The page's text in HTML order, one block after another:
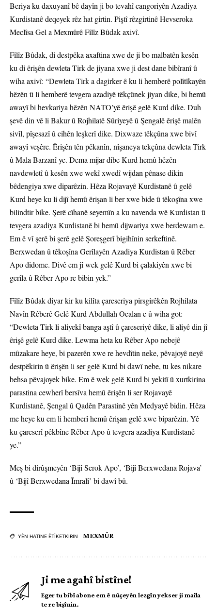
Beriya ku daxuyanî bê dayîn ji bo tevahî cangoriyên Azadiya
Kurdistanê deqeyek rêz hat girtin. Piştî rêzgirtinê Hevseroka
Meclîsa Gel a Mexmûrê Fîlîz Bûdak axivî.
Fîlîz Bûdak, di destpêka axaftina xwe de ji bo malbatên kesên
ku di êrişên dewleta Tirk de jiyana xwe ji dest dane bibîranî û
wiha axivî: “Dewleta Tirk a dagirker ê ku li hemberê polîtîkayên
hêzên û li hemberê tevgera azadiyê têkçûnek jiyan dike, bi hemû
awayî bi hevkariya hêzên NATO’yê êrişê gelê Kurd dike. Duh
şevê din vê li Bakur û Rojhilatê Sûriyeyê û Şengalê êrişê malên
sivîl, pîşesazî û cihên leşkerî dike. Dixwaze têkçûna xwe bivî
awayî veşêre. Êrişên tên pêkanîn, nîşaneya tekçûna dewleta Tirk
û Mala Barzanî ye. Dema mijar dibe Kurd hemû hêzên
navdewletî û kesên xwe wekî xwedî wijdan pênase dikin
bêdengiya xwe diparêzin. Hêza Rojavayê Kurdistanê û gelê
Kurd heye ku li dijî hemû êrişan li ber xwe bide û têkoşîna xwe
bilindtir bike. Şerê cîhanê seyemîn a ku navenda wê Kurdistan û
tevgera azadiya Kurdistanê bi hemû dijwariya xwe berdewam e.
Em ê vî şerê bi şerê gelê Şoreşgerî bigihînin serkeftinê.
Berxwedan û têkoşîna Gerîlayên Azadiya Kurdistan û Rêber
Apo didome. Divê em jî wek gelê Kurd bi çalakiyên xwe bi
gerîla û Rêber Apo re bibin yek.”
Fîlîz Bûdak diyar kir ku kilîta çareseriya pirsgirêkên Rojhilata
Navîn Rêberê Gelê Kurd Abdullah Ocalan e û wiha got:
“Dewleta Tirk li aliyekî banga aştî û çareseriyê dike, li aliyê din jî
êrişê gelê Kurd dike. Lewma heta ku Rêber Apo nebejê
mûzakare heye, bi pazerên xwe re hevdîtin neke, pêvajoyê neyê
destpêkirin û êrişên li ser gelê Kurd bi dawî nebe, tu kes nikare
behsa pêvajoyek bike. Em ê wek gelê Kurd bi yekitî û xurtkirina
parastina cewherî bersîva hemû êrişên li ser Rojavayê
Kurdistanê, Şengal û Qadên Parastinê yên Medyayê bidin. Hêza
me heye ku em li hemberî hemû êrişan gelê xwe biparêzin. Yê
ku çareserî pêkbîne Rêber Apo û tevgera azadiya Kurdistanê
ye.”
Meş bi dirûşmeyên ‘Bijî Serok Apo’, ‘Bijî Berxwedana Rojava’
û ‘Bijî Berxwedana Îmralî’ bi dawî bû.
YÊN HATINE ÊTÎKETKIRIN MEXMÛR
Ji me agahî bistîne!
Eger tu bibî abone em ê nûçeyên lezgîn yekser ji maîla
te re bişînin.